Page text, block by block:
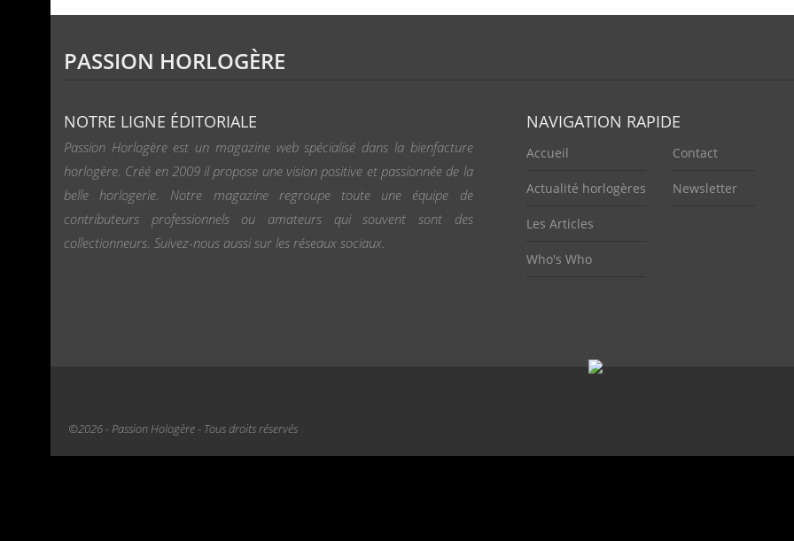
PASSION HORLOGÈRE
NOTRE LIGNE ÉDITORIALE
Passion Horlogère est un magazine web spécialisé dans la bienfacture
horlogère. Créé en 2009 il propose une vision positive et passionnée de la
belle horlogerie. Notre magazine regroupe toute une équipe de
contributeurs professionnels ou amateurs qui souvent sont des
collectionneurs. Suivez-nous aussi sur les réseaux sociaux.
NAVIGATION RAPIDE
Accueil
Actualité horlogères
Les Articles
Who's Who
Contact
Newsletter
©2026 - Passion Hologère - Tous droits réservés